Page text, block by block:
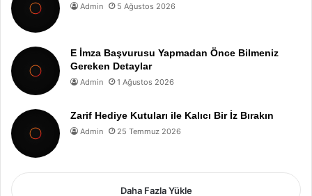
Admin 5 Ağustos 2026
E İmza Başvurusu Yapmadan Önce Bilmeniz
Gereken Detaylar
Admin 1 Ağustos 2026
Zarif Hediye Kutuları ile Kalıcı Bir İz Bırakın
Admin 25 Temmuz 2026
Daha Fazla Yükle